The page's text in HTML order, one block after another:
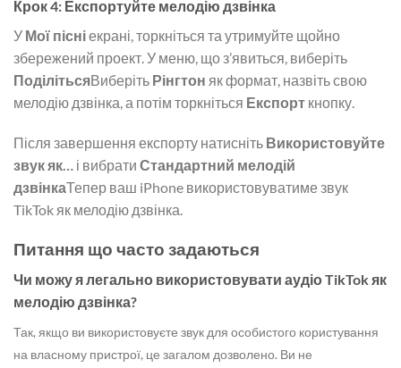
Крок 4: Експортуйте мелодію дзвінка
У Мої пісніекрані, торкніться та утримуйте щойно
збережений проект. У меню, що з’явиться, виберіть
ПоділітьсяВиберіть Рінгтон як формат, назвіть свою
мелодію дзвінка, а потім торкніться Експорт кнопку.
Після завершення експорту натисніть Використовуйте
звук як…
і вибрати Стандартний мелодій
дзвінкаТепер ваш iPhone використовуватиме звук
TikTok як мелодію дзвінка.
Питання що часто задаються
Чи можу я легально використовувати аудіо TikTok як
мелодію дзвінка?
Так, якщо ви використовуєте звук для особистого користування
на власному пристрої, це загалом дозволено. Ви не